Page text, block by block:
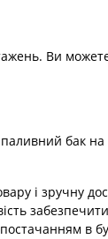
Ви
бак на
і зручну
в